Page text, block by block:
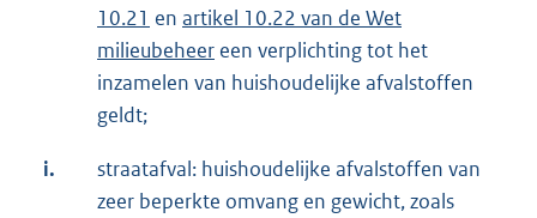
10.21 en artikel 10.22 van de Wet
milieubeheer een verplichting tot het
inzamelen van huishoudelijke afvalstoffen
geldt;
i.
straatafval: huishoudelijke afvalstoffen van
zeer beperkte omvang en gewicht, zoals